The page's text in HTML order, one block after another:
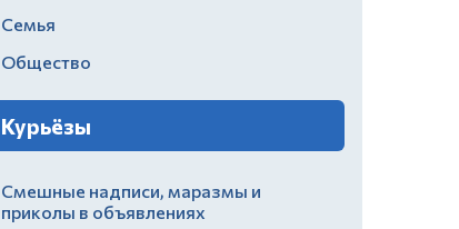
Семья
Общество
Курьёзы
Смешные надписи, маразмы и
приколы в объявлениях